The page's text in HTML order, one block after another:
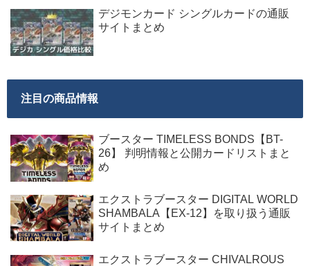
デジモンカード シングルカードの通販
サイトまとめ
注目の商品情報
ブースター TIMELESS BONDS【BT-
26】 判明情報と公開カードリストまと
め
エクストラブースター DIGITAL WORLD
SHAMBALA【EX-12】を取り扱う通販
サイトまとめ
エクストラブースター CHIVALROUS